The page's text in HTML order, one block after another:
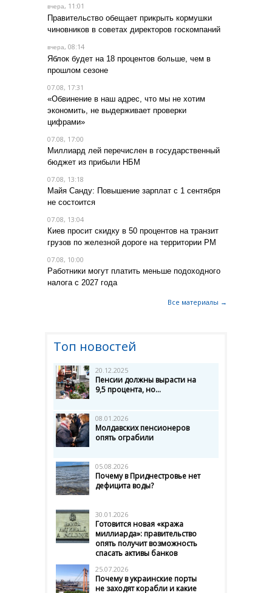
вчера, 11:01
Правительство обещает прикрыть кормушки
чиновников в советах директоров госкомпаний
вчера, 08:14
Яблок будет на 18 процентов больше, чем в
прошлом сезоне
07.08, 17:31
«Обвинение в наш адрес, что мы не хотим
экономить, не выдерживает проверки
цифрами»
07.08, 17:00
Миллиард лей перечислен в государственный
бюджет из прибыли НБМ
07.08, 13:18
Майя Санду: Повышение зарплат с 1 сентября
не состоится
07.08, 13:04
Киев просит скидку в 50 процентов на транзит
грузов по железной дороге на территории РМ
07.08, 10:00
Работники могут платить меньше подоходного
налога с 2027 года
Все материалы →
Топ новостей
20.12.2025
Пенсии должны вырасти на
9,5 процента, но...
08.01.2026
Молдавских пенсионеров
опять ограбили
05.08.2026
Почему в Приднестровье нет
дефицита воды?
30.01.2026
Готовится новая «кража
миллиарда»: правительство
опять получит возможность
спасать активы банков
25.07.2026
Почему в украинские порты
не заходят корабли и какие